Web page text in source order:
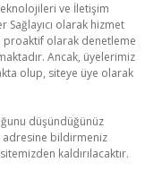
ve İletişim
Sağlayıcı olarak hizmet
proaktif olarak denetleme
Ancak, üyelerimiz
olup, siteye üye olarak
düşündüğünüz
adresine bildirmeniz
kaldırılacaktır.